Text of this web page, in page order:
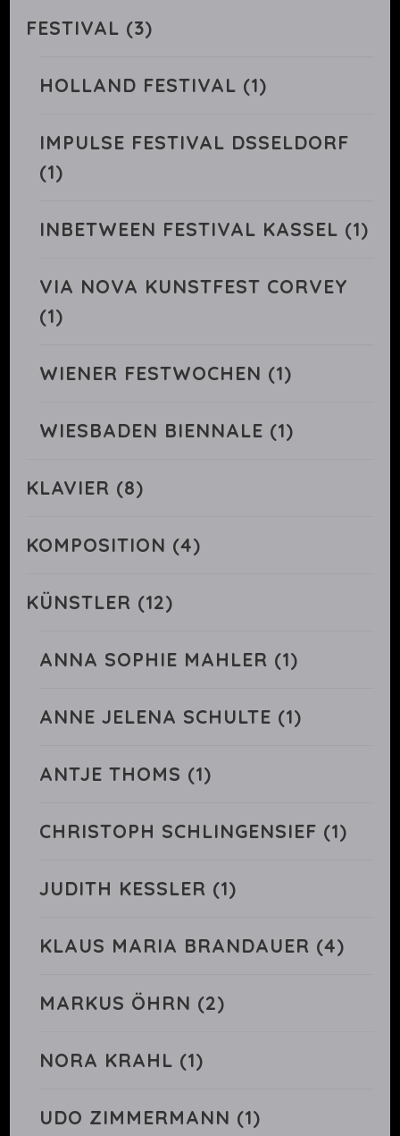
FESTIVAL (3)
HOLLAND FESTIVAL (1)
IMPULSE FESTIVAL DSSELDORF
(1)
INBETWEEN FESTIVAL KASSEL (1)
VIA NOVA KUNSTFEST CORVEY
(1)
WIENER FESTWOCHEN (1)
WIESBADEN BIENNALE (1)
KLAVIER (8)
KOMPOSITION (4)
KÜNSTLER (12)
ANNA SOPHIE MAHLER (1)
ANNE JELENA SCHULTE (1)
ANTJE THOMS (1)
CHRISTOPH SCHLINGENSIEF (1)
JUDITH KESSLER (1)
KLAUS MARIA BRANDAUER (4)
MARKUS ÖHRN (2)
NORA KRAHL (1)
UDO ZIMMERMANN (1)